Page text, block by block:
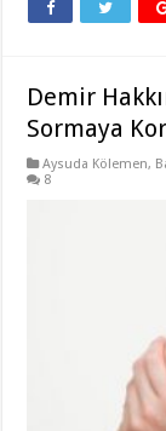
Demir
Sormaya
Aysuda Kölemen,
8